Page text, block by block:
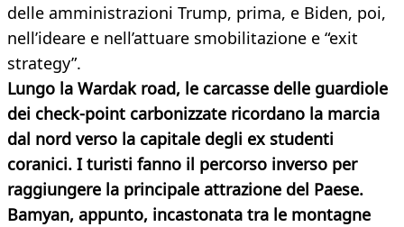
delle amministrazioni Trump, prima, e Biden, poi,
nell’ideare e nell’attuare smobilitazione e “exit
strategy”.
Lungo la Wardak road, le carcasse delle guardiole
dei check-point carbonizzate ricordano la marcia
dal nord verso la capitale degli ex studenti
coranici. I turisti fanno il percorso inverso per
raggiungere la principale attrazione del Paese.
Bamyan, appunto, incastonata tra le montagne